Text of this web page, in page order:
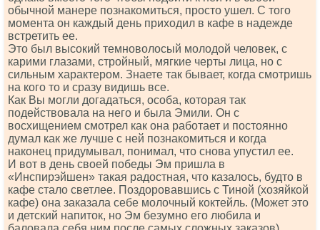
обычной манере познакомиться, просто ушел. С того
момента он каждый день приходил в кафе в надежде
встретить ее.
Это был высокий темноволосый молодой человек, с
карими глазами, стройный, мягкие черты лица, но с
сильным характером. Знаете так бывает, когда смотришь
на кого то и сразу видишь все.
Как Вы могли догадаться, особа, которая так
подействовала на него и была Эмили. Он с
восхищением смотрел как она работает и постоянно
думал как же лучше с ней познакомиться и когда
наконец придумывал, понимал, что снова упустил ее.
И вот в день своей победы Эм пришла в
«Инспирэйшен» такая радостная, что казалось, будто в
кафе стало светлее. Поздоровавшись с Тиной (хозяйкой
кафе) она заказала себе молочный коктейль. (Может это
и детский напиток, но Эм безумно его любила и